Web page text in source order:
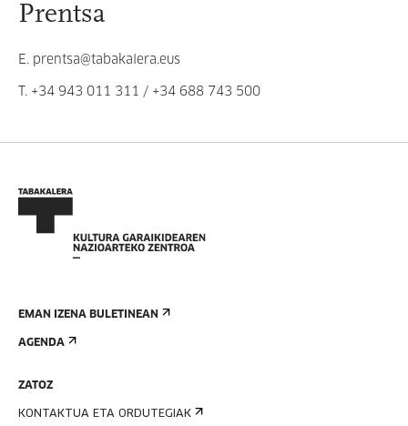
Prentsa
E. prentsa@tabakalera.eus
T. +34 943 011 311 / +34 688 743 500
EMAN IZENA BULETINEAN
AGENDA
ZATOZ
KONTAKTUA ETA ORDUTEGIAK